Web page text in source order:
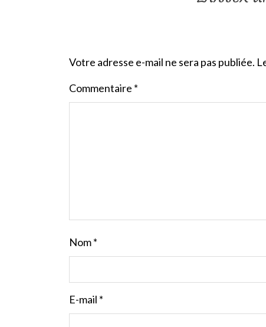
Votre adresse e-mail ne sera pas publiée.
Commentaire *
Nom*
E-mail *